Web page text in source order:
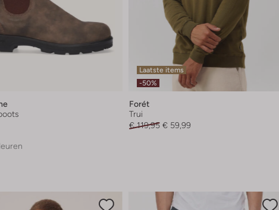
Laatste items
-50%
Forét
Trui
€ 119,95 € 59,99